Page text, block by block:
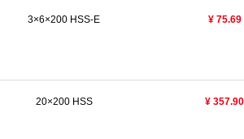
3×6×200 HSS-E ¥ 75.69
20×200 HSS ¥ 357.90